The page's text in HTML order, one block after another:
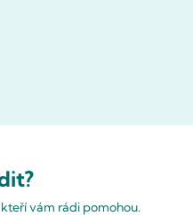
vám rádi pomohou.